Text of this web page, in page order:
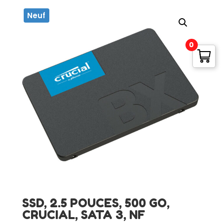
Neuf
SSD, 2.5 POUCES, 500 GO,
CRUCIAL, SATA 3, NF
0